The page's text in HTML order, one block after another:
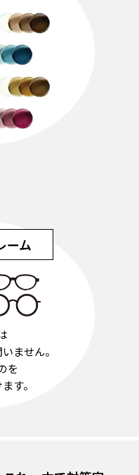
ーム
ません。
を
す。